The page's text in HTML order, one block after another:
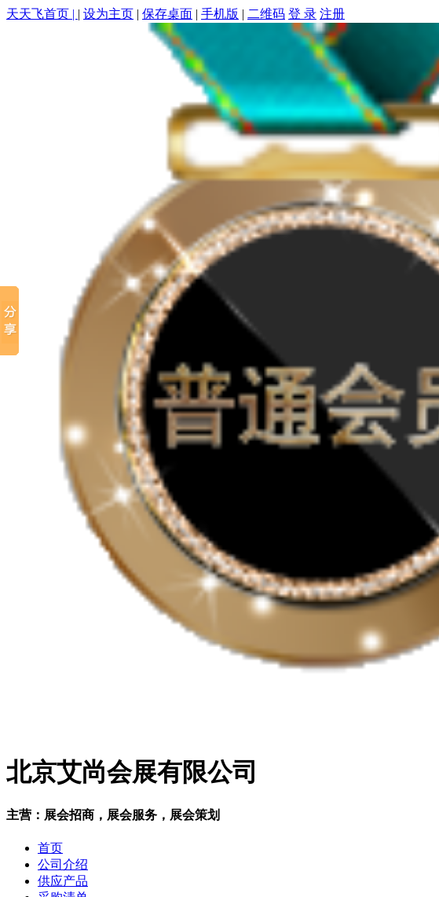
天天飞首页 | | 设为主页 | 保存桌面 | 手机版 | 二维码 登 录 注册
北京艾尚会展有限公司
主营：展会招商，展会服务，展会策划
首页
公司介绍
供应产品